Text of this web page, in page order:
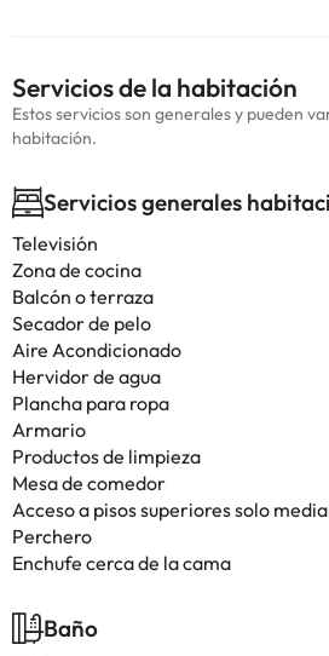
Servicios de la habitación
Estos servicios son generales y pueden
habitación.
Servicios generales
Televisión
Zona de cocina
Balcón o terraza
Secador de pelo
Aire Acondicionado
Hervidor de agua
Plancha para ropa
Armario
Productos de limpieza
Mesa de comedor
Acceso a pisos superiores solo
Perchero
Enchufe cerca de la cama
Baño